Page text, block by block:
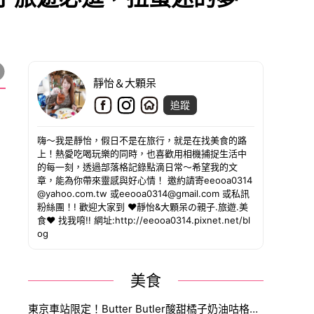
靜怡＆大顆呆
追蹤
嗨～我是靜怡，假日不是在旅行，就是在找美食的路
上！熱愛吃喝玩樂的同時，也喜歡用相機捕捉生活中
的每一刻，透過部落格記錄點滴日常～希望我的文
章，能為你帶來靈感與好心情！ 邀約請寄eeooa0314
@yahoo.com.tw 或eeooa0314@gmail.com 或私訊
粉絲團！! 歡迎大家到 ❤靜怡&大顆呆の親子.旅遊.美
食❤ 找我唷!! 網址:http://eeooa0314.pixnet.net/bl
og
美食
東京車站限定！Butter Butler酸甜橘子奶油咕格霍夫搶先開賣，奶油控日本自由行必買伴手禮。